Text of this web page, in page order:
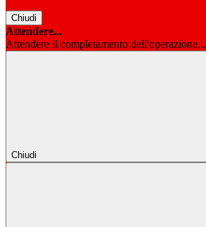
Chiudi
Attendere...
Attendere il completamento dell'operazione...
Chiudi